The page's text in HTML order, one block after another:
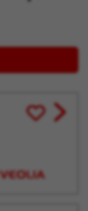
Enregistrer
pour
View
job